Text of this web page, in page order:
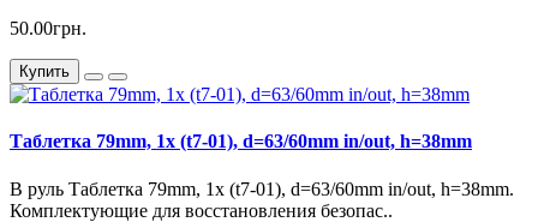
50.00грн.
Купить
Таблетка 79mm, 1х (t7-01), d=63/60mm in/out, h=38mm
В руль Таблетка 79mm, 1х (t7-01), d=63/60mm in/out, h=38mm.
Комплектующие для восстановления безопас..